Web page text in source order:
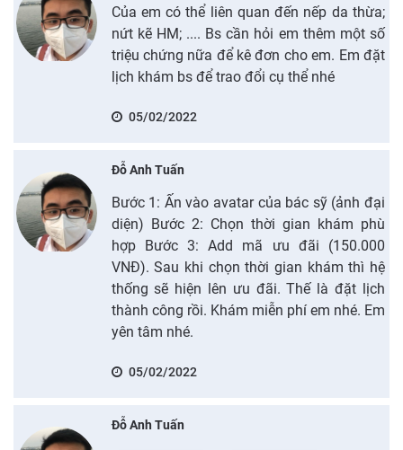
Của em có thể liên quan đến nếp da thừa;
nứt kẽ HM; .... Bs cần hỏi em thêm một số
triệu chứng nữa để kê đơn cho em. Em đặt
lịch khám bs để trao đổi cụ thể nhé
05/02/2022
Đỗ Anh Tuấn
Bước 1: Ấn vào avatar của bác sỹ (ảnh đại
diện) Bước 2: Chọn thời gian khám phù
hợp Bước 3: Add mã ưu đãi (150.000
VNĐ). Sau khi chọn thời gian khám thì hệ
thống sẽ hiện lên ưu đãi. Thế là đặt lịch
thành công rồi. Khám miễn phí em nhé. Em
yên tâm nhé.
05/02/2022
Đỗ Anh Tuấn